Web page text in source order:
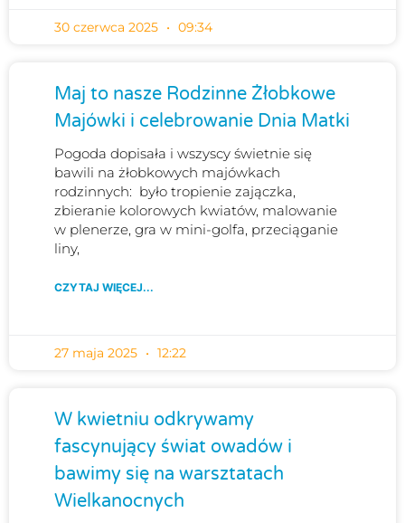
30 czerwca 2025 09:34
Maj to nasze Rodzinne Żłobkowe
Majówki i celebrowanie Dnia Matki
Pogoda dopisała i wszyscy świetnie się
bawili na żłobkowych majówkach
rodzinnych: było tropienie zajączka,
zbieranie kolorowych kwiatów, malowanie
w plenerze, gra w mini-golfa, przeciąganie
liny,
CZYTAJ WIĘCEJ...
27 maja 2025 12:22
W kwietniu odkrywamy
fascynujący świat owadów i
bawimy się na warsztatach
Wielkanocnych